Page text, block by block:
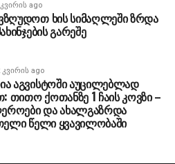
ago
ხის სიმაღლეში ზრდა
გარეშე
კვირის ago
აგვისტოში აუცილებლად
თითო ქოთანზე 1 ჩაის კოვზი –
და ახალგაზრდა
წელი ყვავილობაში